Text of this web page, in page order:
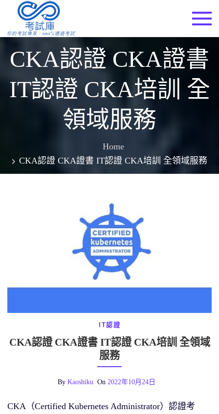
content
CKA認證 CKA證書
IT認證 CKA培訓 全
領域服務
Home
CKA認證 CKA證書 IT認證 CKA培訓 全領域服務
IT認證
CKA認證 CKA證書 IT認證 CKA培訓 全領域
服務
By Kaoshiku On 2022年10月24日
CKA（Certified Kubernetes Administrator）認證考